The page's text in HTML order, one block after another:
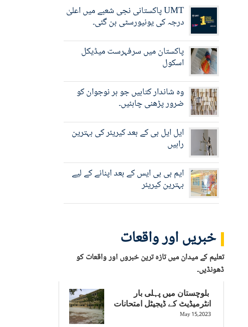
UMT پاکستانی نجی شعبے میں اعلیٰ
درجہ کی یونیورسٹی بن گئی۔
پاکستان میں سرفہرست میڈیکل
اسکول
وہ شاندار کتابیں جو ہر نوجوان کو
ضرور پڑھنی چاہئیں۔
ایل ایل بی کے بعد کیریئر کی بہترین
راہیں
ایم بی بی ایس کے بعد اپنانے کے لیے
بہترین کیریئر
خبریں اور واقعات
تعلیم کے میدان میں تازہ ترین خبروں اور واقعات کو
ڈھونڈیں۔
بلوچستان میں پہلی بار
انٹرمیڈیٹ کے ڈیجیٹل امتحانات
May 15,2023